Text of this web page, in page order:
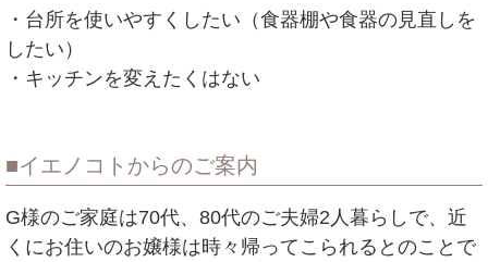
・台所を使いやすくしたい（食器棚や食器の見直しを
したい）
・キッチンを変えたくはない
イエノコトからのご案内
G様のご家庭は70代、80代のご夫婦2人暮らしで、近
くにお住いのお嬢様は時々帰ってこられるとのことで